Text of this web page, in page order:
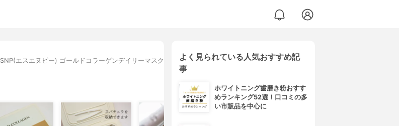
SNP(エスエヌピー) ゴールドコラーゲンデイリーマスク
よく見られている人気おすすめ記
事
ホワイトニング歯磨き粉おすす
めランキング52選！口コミの多
い市販品を中心に